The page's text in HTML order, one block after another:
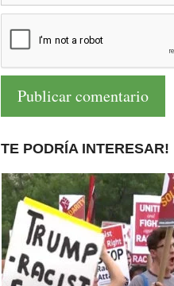
TE PODRÍA INTERESAR!